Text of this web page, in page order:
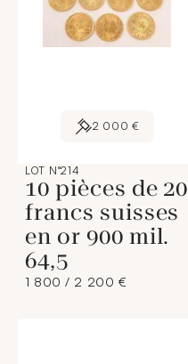
2 000 €
LOT N°214
10 pièces de 20
francs suisses
en or 900 mil.
64,5
1 800 / 2 200 €